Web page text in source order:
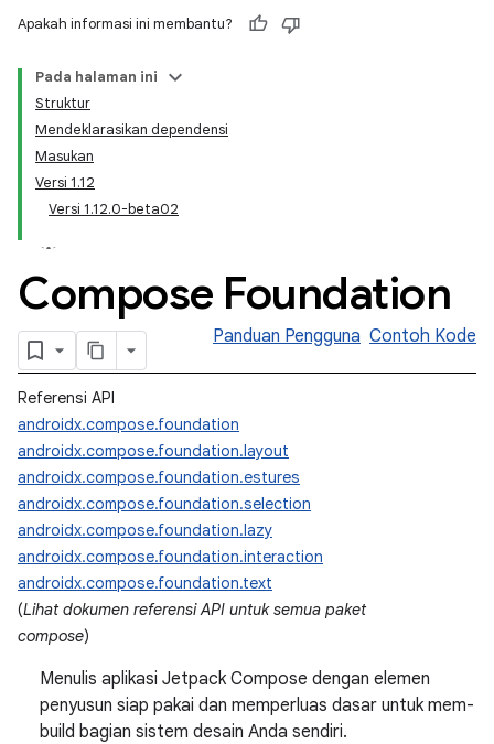
Apakah informasi ini membantu?
Pada halaman ini
Struktur
Mendeklarasikan dependensi
Masukan
Versi 1.12
Versi 1.12.0-beta02
Compose Foundation
Panduan Pengguna Contoh Kode
Referensi API
androidx.compose.foundation
androidx.compose.foundation.layout
androidx.compose.foundation.estures
androidx.compose.foundation.selection
androidx.compose.foundation.lazy
androidx.compose.foundation.interaction
androidx.compose.foundation.text
(Lihat dokumen referensi API untuk semua paket
compose)
Menulis aplikasi Jetpack Compose dengan elemen
penyusun siap pakai dan memperluas dasar untuk mem-
build bagian sistem desain Anda sendiri.